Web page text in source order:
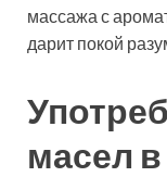
массажа с
дарит покой
масел